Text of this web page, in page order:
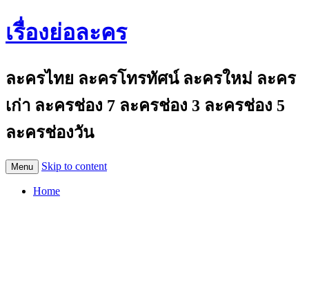
เรื่องย่อละคร
ละครไทย ละครโทรทัศน์ ละครใหม่ ละคร
เก่า ละครช่อง 7 ละครช่อง 3 ละครช่อง 5
ละครช่องวัน
Menu Skip to content
Home